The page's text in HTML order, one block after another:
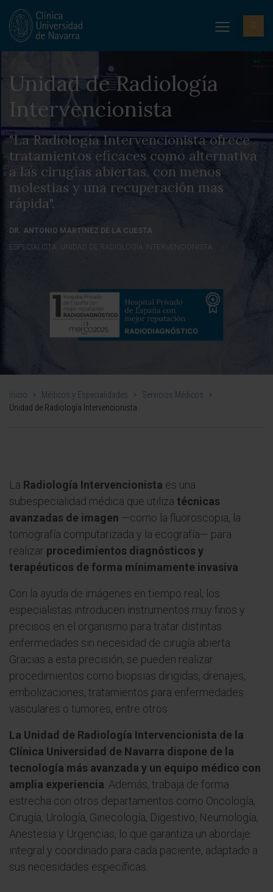
Unidad de Radiología
Intervencionista
"La Radiología Intervencionista ofrece
tratamientos eficaces como alternativa
a las cirugías abiertas, con menos
molestias y una recuperación mas
rápida".
DR. ANTONIO MARTÍNEZ DE LA CUESTA
ESPECIALISTA. UNIDAD DE RADIOLOGÍA INTERVENCIONISTA
Inicio > Médicos y Especialidades > Servicios Médicos
>
Unidad de Radiología Intervencionista
La Radiología Intervencionista es una
subespecialidad médica que utiliza técnicas
avanzadas de imagen —como la fluoroscopia, la
tomografía computarizada y la ecografía— para
realizar procedimientos diagnósticos y
terapéuticos de forma mínimamente invasiva
Con la ayuda de imágenes en tiempo real, los
especialistas introducen instrumentos muy finos y
precisos en el organismo para tratar distintas
enfermedades sin necesidad de cirugía abierta.
Gracias a esta precisión, se pueden realizar
procedimientos como biopsias dirigidas, drenajes,
embolizaciones, tratamientos para enfermedades
vasculares o tumores, entre otros.
La Unidad de Radiología Intervencionista de la
Clínica Universidad de Navarra dispone de la
tecnología más avanzada y un equipo médico con
amplia experiencia . Además, trabaja de forma
estrecha con otros departamentos como Oncología,
Cirugía, Urología, Ginecología, Digestivo, Neumología,
Anestesia y Urgencias, lo que garantiza un abordaje
integral y coordinado para cada paciente, adaptado a
sus necesidades específicas.